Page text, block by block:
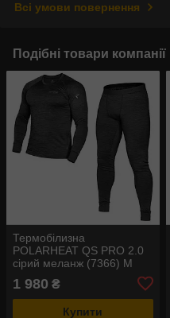
Всі умови повернення
Подібні товари компанії
Термобілизна
POLARHEAT QS PRO 2.0
сірий меланж (7366) M
1 980 ₴
Купити